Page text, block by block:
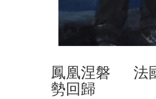
鳳凰涅磐 法
勢回歸